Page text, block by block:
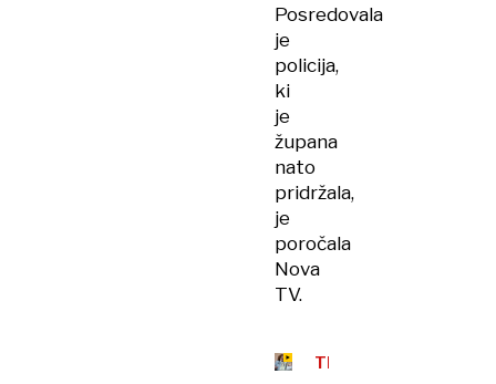
Posredovala
je
policija,
ki
je
župana
nato
pridržala,
je
poročala
Nova
TV.
TEREZA